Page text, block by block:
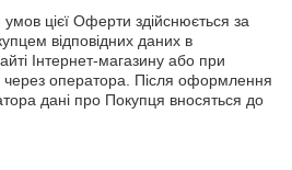
цієї Оферти здійснюється за
відповідних даних в
Інтернет-магазину або при
оператора. Після оформлення
дані про Покупця вносяться до